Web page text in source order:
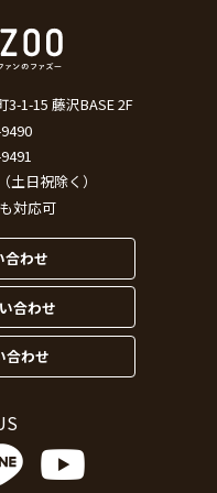
1-15 藤沢BASE 2F
土日祝除く）
対応可
合わせ
合わせ
合わせ